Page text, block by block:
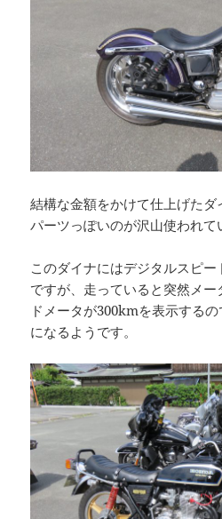
結構な金額をかけて仕上げた
パーツっぽいのが沢山使われて
このダイナにはデジタルスピ
ですが、走っていると突然メ
ドメータが300kmを表示する
になるようです。